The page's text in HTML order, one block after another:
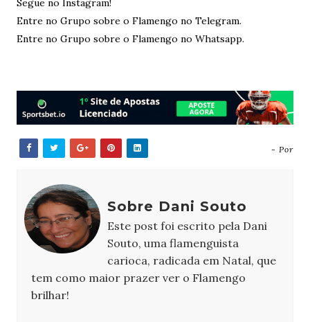
Segue no Instagram!
Entre no Grupo sobre o Flamengo no Telegram.
Entre no Grupo sobre o Flamengo no Whatsapp.
- Por
Sobre Dani Souto
Este post foi escrito pela Dani
Souto, uma flamenguista
carioca, radicada em Natal, que
tem como maior prazer ver o Flamengo
brilhar!